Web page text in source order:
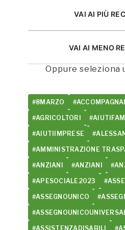
VAI AI PIÙ
VAI AI MENO
Oppure seleziona
#8MARZO
#AGRICOLTORI
#AIUTIIMPRESE
#AMMINISTRAZIONE
#ANZIANI #ANZIANI
#APESOCIALE2023
#ASSEGNOUNICO
#ASSISTENZADISABILI